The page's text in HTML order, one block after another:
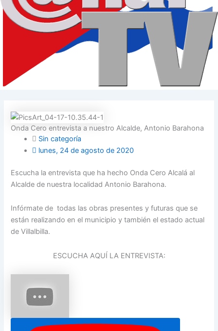
Onda Cero entrevista a nuestro Alcalde, Antonio Barahona
Sin categoría
lunes, 24 de agosto de 2020
Escucha la entrevista que ha hecho Onda Cero Alcalá al
Alcalde de nuestra localidad Antonio Barahona.
Infórmate de todas las obras presentes y futuras que se
están realizando en el municipio y también el estado actual
de Villalbilla.
ESCUCHA AQUÍ LA ENTREVISTA: